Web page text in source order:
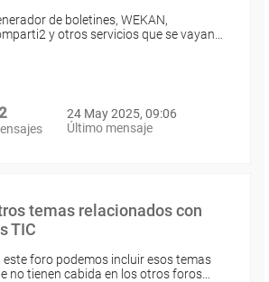
de boletines, WEKAN,
y otros servicios que se vayan…
24 May 2025, 09:06
Último mensaje
temas relacionados con
TIC
este foro podemos incluir esos temas
no tienen cabida en los otros foros…